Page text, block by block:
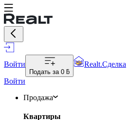
Войти
Подать за 0 ƃ
Realt.Сделка
Войти
Продажа
Квартиры